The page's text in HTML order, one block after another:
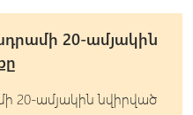
20-ամյակին
20-ամյակին նվիրված